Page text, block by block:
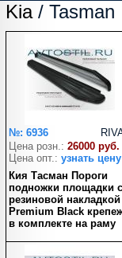
Kia/ Tasman
№: 6936
Цена розн.: 26000 руб.
Цена опт.: узнать цену
Кия Тасман Пороги
подножки площадки c
резиновой накладкой
Premium Black
в комплекте на раму